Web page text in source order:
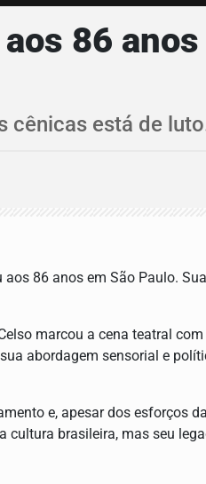
86
cênicas está de
86 anos em São Paulo. Sua
marcou a cena teatral com
abordagem sensorial e
e, apesar dos esforços da
cultura brasileira, mas seu